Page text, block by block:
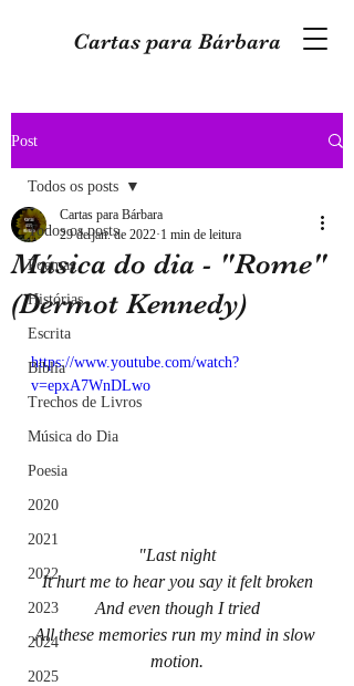
Cartas para Bárbara
Post
Todos os posts
Poemas
Histórias
Escrita
Bíblia
Trechos de Livros
Música do Dia
Poesia
2020
2021
2022
2023
2024
2025
Todos os posts
Música do dia - "Rome"
(Dermot Kennedy)
Cartas para Bárbara
29 de jan. de 2022 1 min de leitura
https://www.youtube.com/watch?
v=epxA7WnDLwo
"Last night
It hurt me to hear you say it felt broken
And even though I tried
All these memories run my mind in slow
motion.